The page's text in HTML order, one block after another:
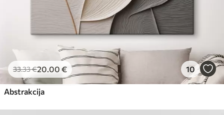
33.33€20.00 € 10
Abstrakcija